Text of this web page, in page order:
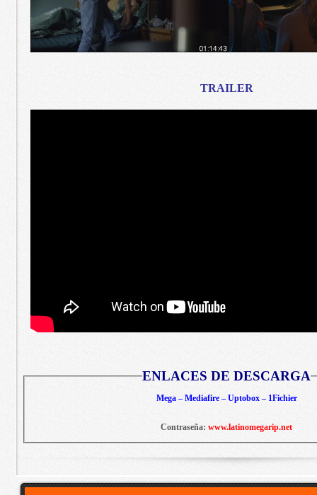
TRAILER
ENLACES DE DESCARGA
Mega – Mediafire – Uptobox – 1Fichier
Contraseña: www.latinomegarip.net